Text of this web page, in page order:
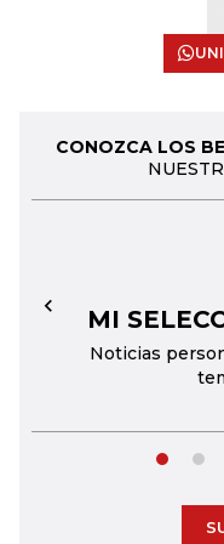
CONOZCA LOS
MI
Noticias
←